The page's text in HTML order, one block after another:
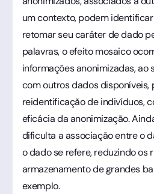
um contexto, podem
retomar seu caráter de dado
palavras, o efeito mosaico
informações anonimizadas, ao
com outros dados disponíveis,
reidentificação de indivíduos,
eficácia da anonimização.
dificulta a associação entre o
o dado se refere, reduzindo os
armazenamento de grandes
exemplo.